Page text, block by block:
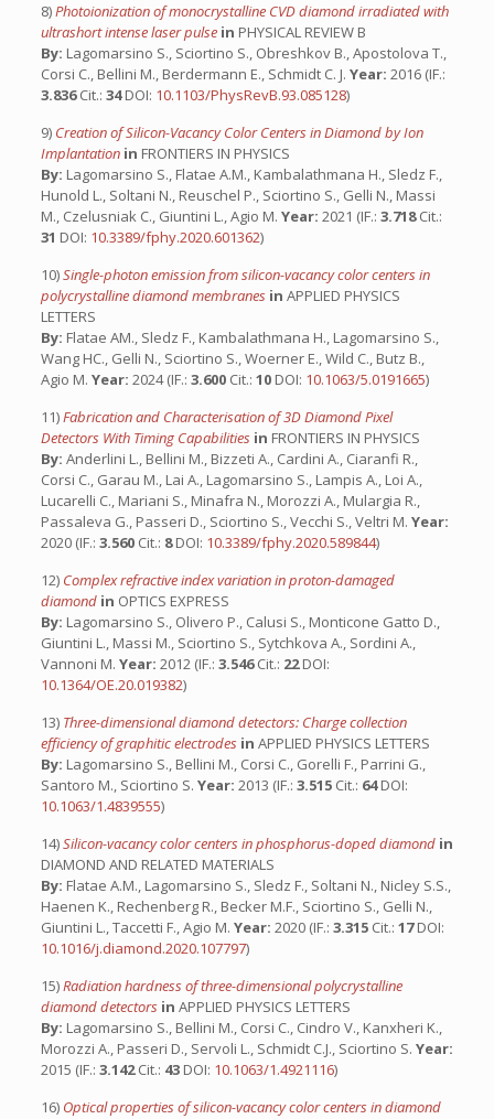
8)Photoionization of monocrystalline CVD diamond irradiated with
ultrashort intense laser pulse in PHYSICAL REVIEW B
By: Lagomarsino S., Sciortino S., Obreshkov B., Apostolova T.,
Corsi C., Bellini M., Berdermann E., Schmidt C. J. Year: 2016 (IF.:
3.836Cit.: 34DOI: 10.1103/PhysRevB.93.085128)
9) Creation of Silicon-Vacancy Color Centers in Diamond by Ion
Implantation in FRONTIERS IN PHYSICS
By: Lagomarsino S., Flatae A.M., Kambalathmana H., Sledz F.,
Hunold L., Soltani N., Reuschel P., Sciortino S., Gelli N., Massi
M., Czelusniak C., Giuntini L., Agio M. Year: 2021 (IF.: 3.718Cit.:
31 DOI: 10.3389/fphy.2020.601362)
10)Single-photon emission from silicon-vacancy color centers in
polycrystalline diamond membranes in APPLIED PHYSICS
LETTERS
By: Flatae AM., Sledz F., Kambalathmana H., Lagomarsino S.,
Wang HC., Gelli N., Sciortino S., Woerner E., Wild C., Butz B.,
Agio M. Year: 2024 (IF.: 3.600 Cit.: 10 DOI: 10.1063/5.0191665)
11)Fabrication and Characterisation of 3D Diamond Pixel
Detectors With Timing Capabilities in FRONTIERS IN PHYSICS
By: Anderlini L., Bellini M., Bizzeti A., Cardini A., Ciaranfi R.,
Corsi C., Garau M., Lai A., Lagomarsino S., Lampis A., Loi A.,
Lucarelli C., Mariani S., Minafra N., Morozzi A., Mulargia R.,
Passaleva G., Passeri D., Sciortino S., Vecchi S., Veltri M. Year:
2020 (IF.: 3.560 Cit.: 8DOI: 10.3389/fphy.2020.589844)
12) Complex refractive index variation in proton-damaged
diamond in OPTICS EXPRESS
By: Lagomarsino S., Olivero P., Calusi S., Monticone Gatto D.,
Giuntini L., Massi M., Sciortino S., Sytchkova A., Sordini A.,
Vannoni M. Year: 2012 (IF.: 3.546Cit.: 22DOI:
10.1364/OE.20.019382)
13) Three-dimensional diamond detectors: Charge collection
efficiency of graphitic electrodes in APPLIED PHYSICS LETTERS
By: Lagomarsino S., Bellini M., Corsi C., Gorelli F., Parrini G.,
Santoro M., Sciortino S. Year: 2013 (IF.: 3.515 Cit.: 64DOI:
10.1063/1.4839555)
14)Silicon-vacancy color centers in phosphorus-doped diamond in
DIAMOND AND RELATED MATERIALS
By: Flatae A.M., Lagomarsino S., Sledz F., Soltani N., Nicley S.S.,
Haenen K., Rechenberg R., Becker M.F., Sciortino S., Gelli N.,
Giuntini L., Taccetti F., Agio M. Year: 2020 (IF.: 3.315 Cit.: 17DOI:
10.1016/j.diamond.2020.107797)
15)Radiation hardness of three-dimensional polycrystalline
diamond detectors in APPLIED PHYSICS LETTERS
By: Lagomarsino S., Bellini M., Corsi C., Cindro V., Kanxheri K.,
Morozzi A., Passeri D., Servoli L., Schmidt C.J., Sciortino S. Year:
2015 (IF.: 3.142Cit.: 43 DOI: 10.1063/1.4921116)
16) Optical properties of silicon-vacancy color centers in diamond